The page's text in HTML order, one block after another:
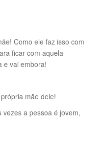
Como ele faz isso com
ficar com aquela
e vai embora!
mãe dele!
a pessoa é jovem,